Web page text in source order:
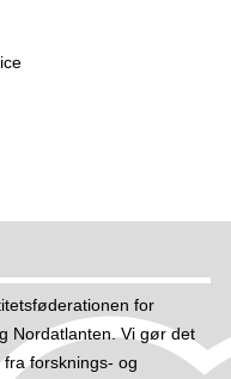
for
Nordatlanten. Vi gør det
forsknings- og